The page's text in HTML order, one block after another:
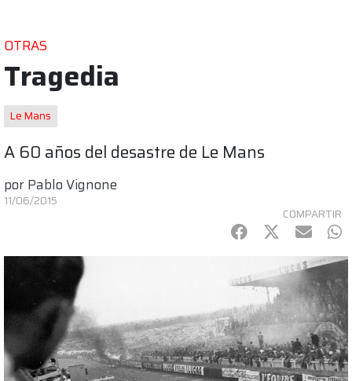
OTRAS
Tragedia
Le Mans
A 60 años del desastre de Le Mans
por Pablo Vignone
11/06/2015
COMPARTIR
Facebook
Twitter
mail